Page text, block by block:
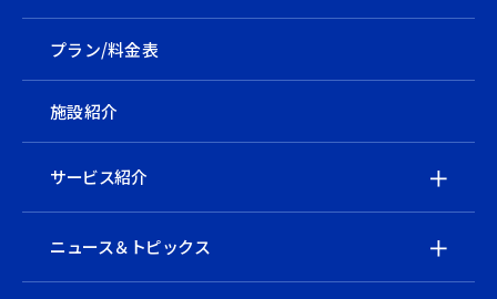
プラン/料金表
施設紹介
サービス紹介
ニュース＆トピックス